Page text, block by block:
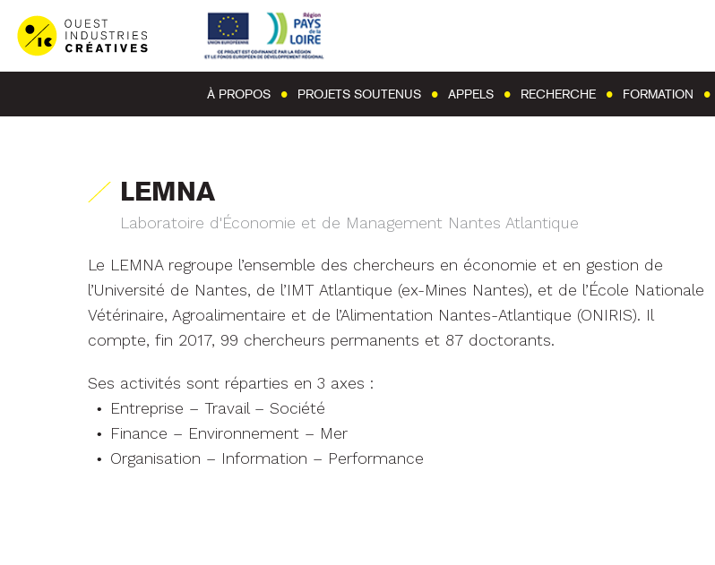
À PROPOS PROJETS SOUTENUS APPELS RECHERCHE FORMATION
LEMNA
Laboratoire d'Économie et de Management Nantes Atlantique
Le LEMNA regroupe l’ensemble des chercheurs en économie et en gestion de
l’Université de Nantes, de l’IMT Atlantique (ex-Mines Nantes), et de l’École Nationale
Vétérinaire, Agroalimentaire et de l’Alimentation Nantes-Atlantique (ONIRIS). Il
compte, fin 2017, 99 chercheurs permanents et 87 doctorants.
Ses activités sont réparties en 3 axes :
Entreprise – Travail – Société
Finance – Environnement – Mer
Organisation – Information – Performance